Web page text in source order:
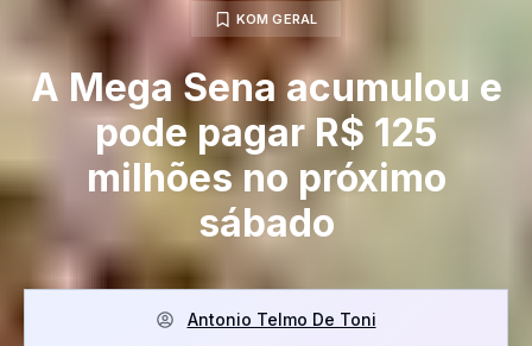
KOM GERAL
A Mega Sena acumulou e
pode pagar R$ 125
milhões no próximo
sábado
Antonio Telmo De Toni